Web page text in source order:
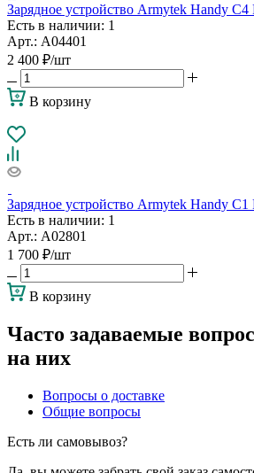
Зарядное устройство Armytek Handy C4
Есть в наличии: 1
Арт.: A04401
2 400 ₽/шт
В корзину
Зарядное устройство Armytek Handy C1
Есть в наличии: 1
Арт.: А02801
1 700 ₽/шт
В корзину
Часто задаваемые
на них
Вопросы о доставке
Общие вопросы
Есть ли самовывоз?